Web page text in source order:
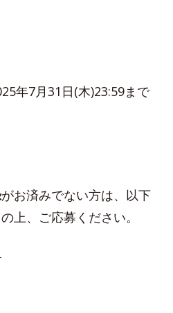
年7月31日(木)23:59まで
がお済みでない方は、以下
上、ご応募ください。